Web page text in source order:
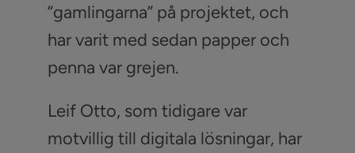
”gamlingarna” på projektet, och
har varit med sedan papper och
penna var grejen.
Leif Otto, som tidigare var
motvillig till digitala lösningar, har